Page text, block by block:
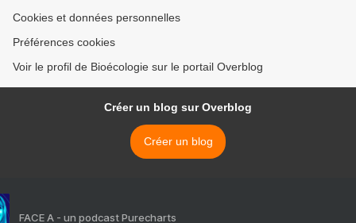
Cookies et données personnelles
Préférences cookies
Voir le profil de Bioécologie sur le portail Overblog
Créer un blog sur Overblog
Créer un blog
FACE A - un podcast Purecharts